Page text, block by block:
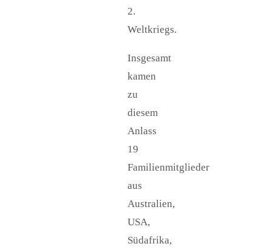
2.
Weltkriegs.
Insgesamt
kamen
zu
diesem
Anlass
19
Familienmitglieder
aus
Australien,
USA,
Südafrika,